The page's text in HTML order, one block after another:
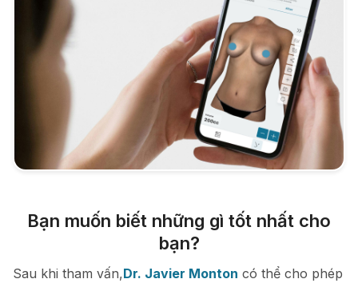
Bạn muốn biết những gì tốt nhất cho
bạn?
Sau khi tham vấn,Dr. Javier Monton có thể cho phép